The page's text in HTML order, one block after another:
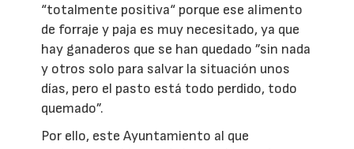
“totalmente positiva“ porque ese alimento
de forraje y paja es muy necesitado, ya que
hay ganaderos que se han quedado ”sin nada
y otros solo para salvar la situación unos
días, pero el pasto está todo perdido, todo
quemado”.
Por ello, este Ayuntamiento al que